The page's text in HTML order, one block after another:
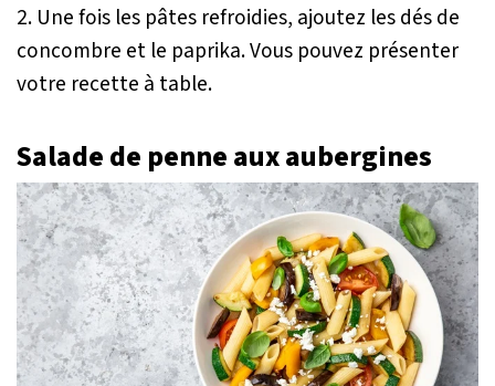
2. Une fois les pâtes refroidies, ajoutez les dés de
concombre et le paprika. Vous pouvez présenter
votre recette à table.
Salade de penne aux aubergines